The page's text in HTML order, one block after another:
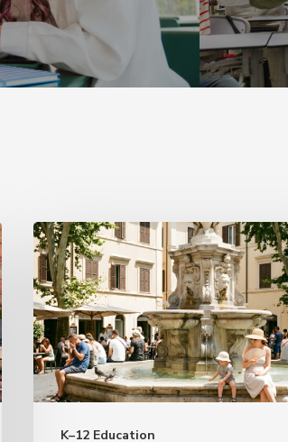
K–12 Education
Italian
Proverbs
for
Summer
and
Everyday
Life